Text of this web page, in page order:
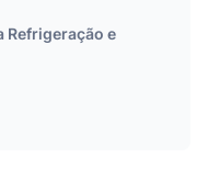
Refrigeração e